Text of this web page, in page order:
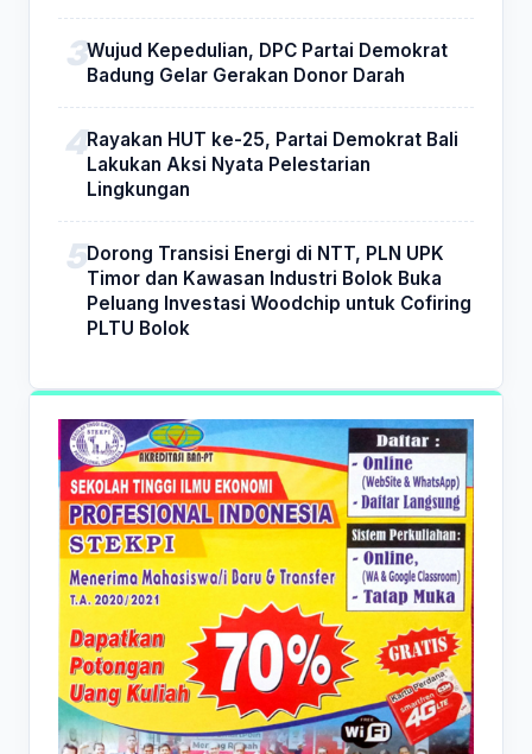
Wujud Kepedulian, DPC Partai Demokrat
Badung Gelar Gerakan Donor Darah
Rayakan HUT ke-25, Partai Demokrat Bali
Lakukan Aksi Nyata Pelestarian
Lingkungan
Dorong Transisi Energi di NTT, PLN UPK
Timor dan Kawasan Industri Bolok Buka
Peluang Investasi Woodchip untuk Cofiring
PLTU Bolok